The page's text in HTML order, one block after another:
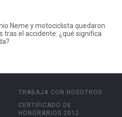
Neme y motociclista quedaron
tras el accidente: ¿qué significa
TRABAJA CON NOSOTROS
CERTIFICADO DE
HONORARIOS 2012